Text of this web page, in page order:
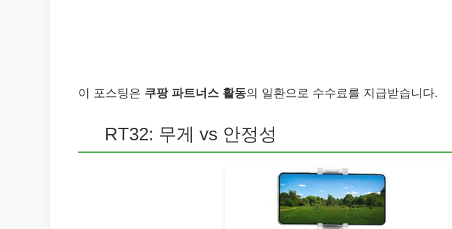
이 포스팅은 쿠팡 파트너스 활동의 일환으로 수수료를 지급받습니다.
RT32: 무게 vs 안정성